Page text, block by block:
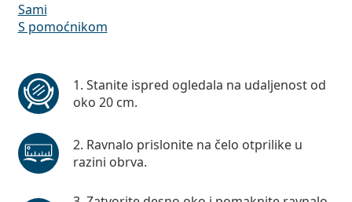
Sami
S pomoćnikom
Sami
Stanite ispred ogledala na udaljenost od
oko 20 cm.
Ravnalo prislonite na čelo otprilike u
razini obrva.